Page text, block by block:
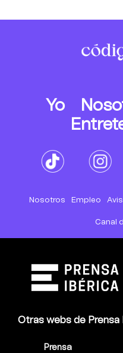
Yo
Nosotros Empleo
Canal
Otras webs de Prensa
Prensa